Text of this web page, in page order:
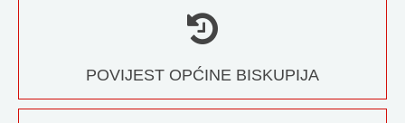
POVIJEST OPĆINE BISKUPIJA